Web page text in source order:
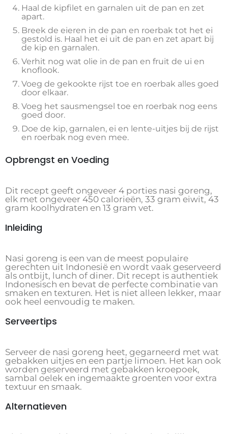
Haal de kipfilet en garnalen uit de pan en zet
apart.
Breek de eieren in de pan en roerbak tot het ei
gestold is. Haal het ei uit de pan en zet apart bij
de kip en garnalen.
Verhit nog wat olie in de pan en fruit de ui en
knoflook.
Voeg de gekookte rijst toe en roerbak alles goed
door elkaar.
Voeg het sausmengsel toe en roerbak nog eens
goed door.
Doe de kip, garnalen, ei en lente-uitjes bij de rijst
en roerbak nog even mee.
Opbrengst en Voeding
Dit recept geeft ongeveer 4 porties nasi goreng,
elk met ongeveer 450 calorieën, 33 gram eiwit, 43
gram koolhydraten en 13 gram vet.
Inleiding
Nasi goreng is een van de meest populaire
gerechten uit Indonesië en wordt vaak geserveerd
als ontbijt, lunch of diner. Dit recept is authentiek
Indonesisch en bevat de perfecte combinatie van
smaken en texturen. Het is niet alleen lekker, maar
ook heel eenvoudig te maken.
Serveertips
Serveer de nasi goreng heet, gegarneerd met wat
gebakken uitjes en een partje limoen. Het kan ook
worden geserveerd met gebakken kroepoek,
sambal oelek en ingemaakte groenten voor extra
textuur en smaak.
Alternatieven